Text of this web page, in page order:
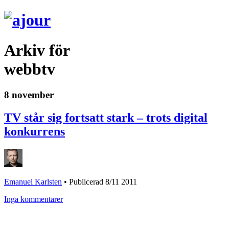
Arkiv för
webbtv
8 november
TV står sig fortsatt stark – trots digital
konkurrens
Emanuel Karlsten • Publicerad 8/11 2011
Inga kommentarer